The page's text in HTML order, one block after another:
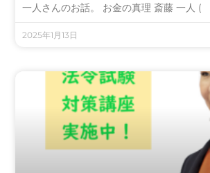
一人さんのお話。 お金の真理 斎藤 一人 (
2025年1月13日